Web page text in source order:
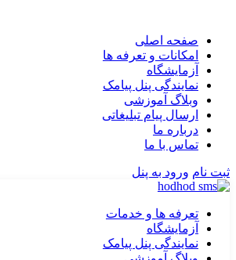
صفحه اصلی
امکانات و تعرفه ها
آزمایشگاه
نمایندگی پنل پیامک
وبلاگ آموزشی
ارسال پیام تبلیغاتی
درباره ما
تماس با ما
ثبت نام ورود به پنل
تعرفه ها و خدمات
آزمایشگاه
نمایندگی پنل پیامک